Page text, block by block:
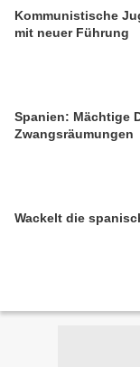
Kommunistische
mit neuer Führung
Spanien: Mächtige
Zwangsräumungen
Wackelt die